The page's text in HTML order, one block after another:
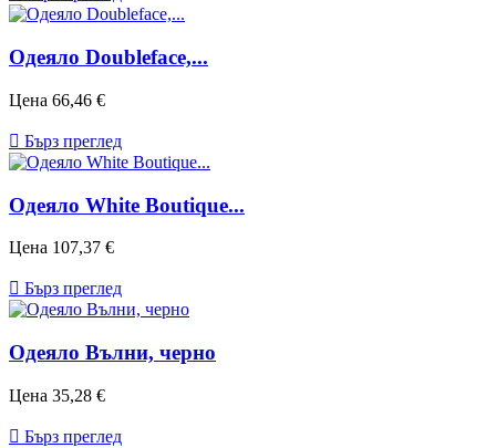
Одеяло Doubleface,...
Цена 66,46 €
 Бърз преглед
Одеяло White Boutique...
Цена 107,37 €
 Бърз преглед
Одеяло Вълни, черно
Цена 35,28 €
 Бърз преглед